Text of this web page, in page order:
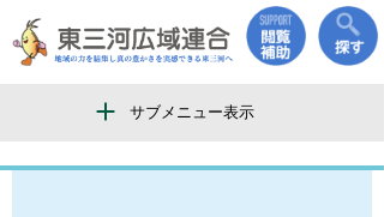
サブメニュー表示